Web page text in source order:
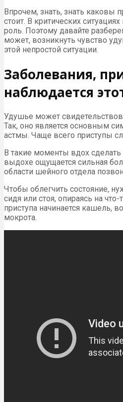
Впрочем, знать, знать каковы
стоит. В критических
роль. Поэтому давайте
может, возникнуть чувство
этой непростой ситуации.
Заболевания,
наблюдается
Удушье может
Так, оно является основным
астмы. Чаще всего приступы
В такие моменты вдох
выдохе ощущается сильная
области шейного отдела
Чтобы облегчить состояние,
сидя или стоя, опираясь на
приступа начинается кашель,
мокрота.